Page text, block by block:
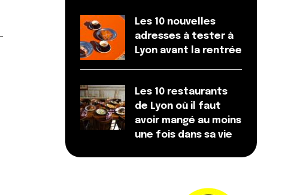
Les 10 nouvelles
adresses à tester à
Lyon avant la rentrée
Les 10 restaurants
de Lyon où il faut
avoir mangé au moins
une fois dans sa vie